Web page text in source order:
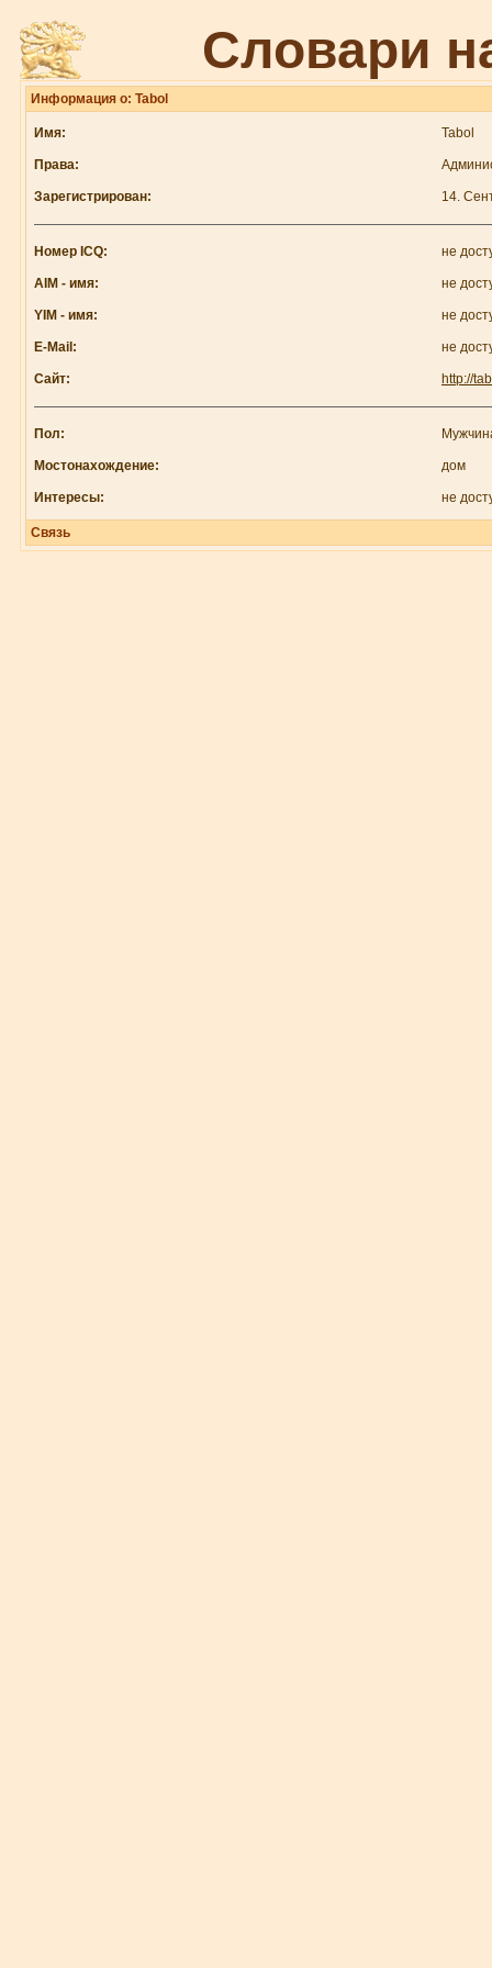
Словари
Информация о: Tabol
Имя: Tabol
Права:
Зарегистрирован: 14.
Номер ICQ: не
AIM - имя: не
YIM - имя: не
E-Mail: не
Сайт: http://
Пол:
Мостонахождение: дом
Интересы: не
Связь